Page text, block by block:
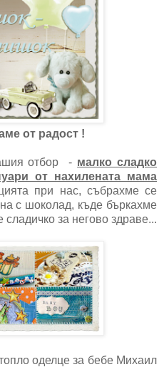
от радост !
отбор - малко сладко
от нахилената мама
при нас, събрахме се
с шоколад, къде бъркахме
за негово здраве...
оделце за бебе Михаил